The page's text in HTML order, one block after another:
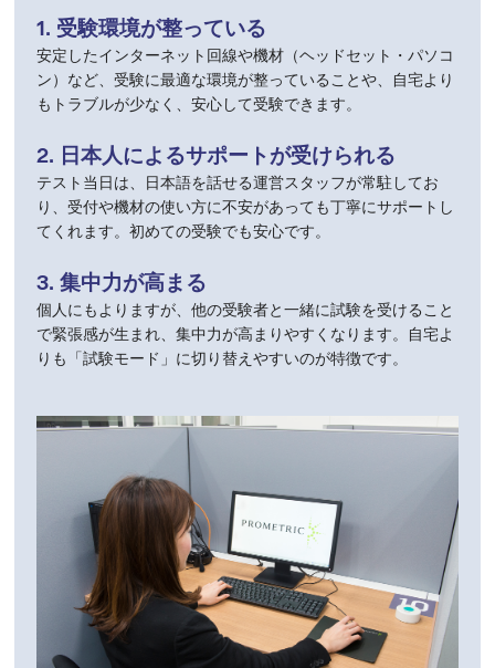
1. 受験環境が整っている
安定したインターネット回線や機材（ヘッドセット・パソコ
ン）など、受験に最適な環境が整っていることや、自宅より
もトラブルが少なく、安心して受験できます。
2. 日本人によるサポートが受けられる
テスト当日は、日本語を話せる運営スタッフが常駐してお
り、受付や機材の使い方に不安があっても丁寧にサポートし
てくれます。初めての受験でも安心です。
3. 集中力が高まる
個人にもよりますが、他の受験者と一緒に試験を受けること
で緊張感が生まれ、集中力が高まりやすくなります。自宅よ
りも「試験モード」に切り替えやすいのが特徴です。